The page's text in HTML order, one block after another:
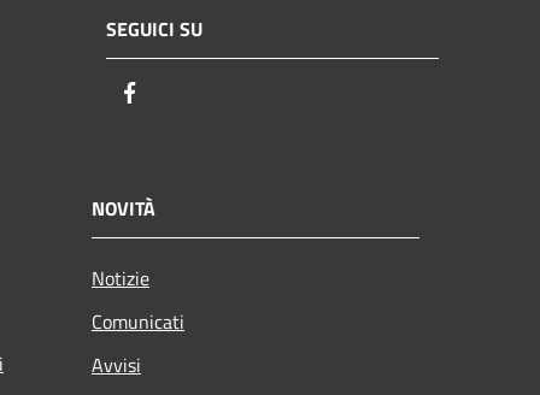
SEGUICI SU
NOVITÀ
Notizie
Comunicati
Avvisi